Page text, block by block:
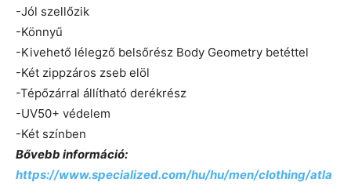
-Jól szellőzik
-Könnyű
-Kivehető lélegző belsőrész Body Geometry betéttel
-Két zippzáros zseb elöl
-Tépőzárral állítható derékrész
-UV50+ védelem
-Két színben
Bővebb információ:
https://www.specialized.com/hu/hu/men/clothing/atla